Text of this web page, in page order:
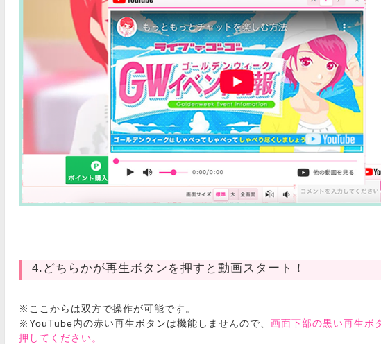
4.どちらかが再生ボタンを押すと動画スタート！
※ここからは双方で操作が可能です。
※YouTube内の赤い再生ボタンは機能しませんので、 画面下部の黒い再生ボ
押してください。